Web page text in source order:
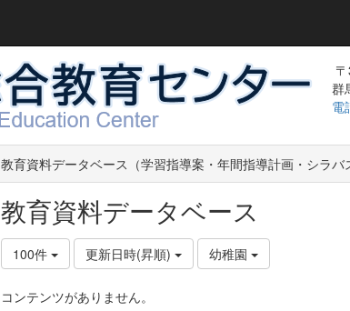
群
電
教育資料データベース（学習指導案・年間指導計画・シラバ
教育資料データベース
100件 更新日時(昇順) 幼稚園
コンテンツがありません。